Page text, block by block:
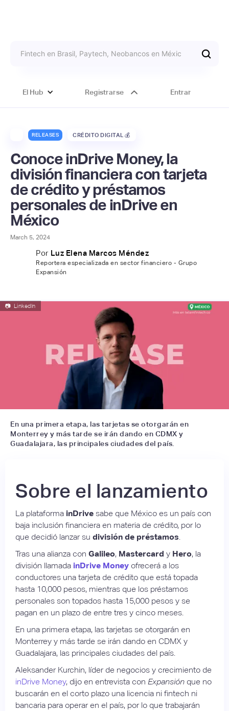
El Hub Registrarse Entrar
RELEASES CRÉDITO DIGITAL 💰
Conoce inDrive Money, la
división financiera con tarjeta
de crédito y préstamos
personales de inDrive en
México
March 5, 2024
Por Luz Elena Marcos Méndez
Reportera especializada en sector financiero - Grupo
Expansión
📷 LinkedIn
En una primera etapa, las tarjetas se otorgarán en
Monterrey y más tarde se irán dando en CDMX y
Guadalajara, las principales ciudades del país.
Sobre el lanzamiento
La plataforma inDrive sabe que México es un país con
baja inclusión financiera en materia de crédito, por lo
que decidió lanzar su división de préstamos
Tras una alianza con Galileo, Mastercard y Hero, la
división llamada inDrive Money ofrecerá a los
conductores una tarjeta de crédito que está topada
hasta 10,000 pesos, mientras que los préstamos
personales son topados hasta 15,000 pesos y se
pagan en un plazo de entre tres y cinco meses.
En una primera etapa, las tarjetas se otorgarán en
Monterrey y más tarde se irán dando en CDMX y
Guadalajara, las principales ciudades del país.
Aleksander Kurchin, líder de negocios y crecimiento de
inDrive Money, dijo en entrevista con Expansión que no
buscarán en el corto plazo una licencia ni fintech ni
bancaria para operar en el país, por lo que trabajarán